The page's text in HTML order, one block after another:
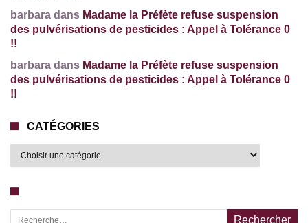
barbara dans Madame la Préfète refuse suspension
des pulvérisations de pesticides : Appel à Tolérance 0
!!
barbara dans Madame la Préfète refuse suspension
des pulvérisations de pesticides : Appel à Tolérance 0
!!
CATÉGORIES
Recherche pour :